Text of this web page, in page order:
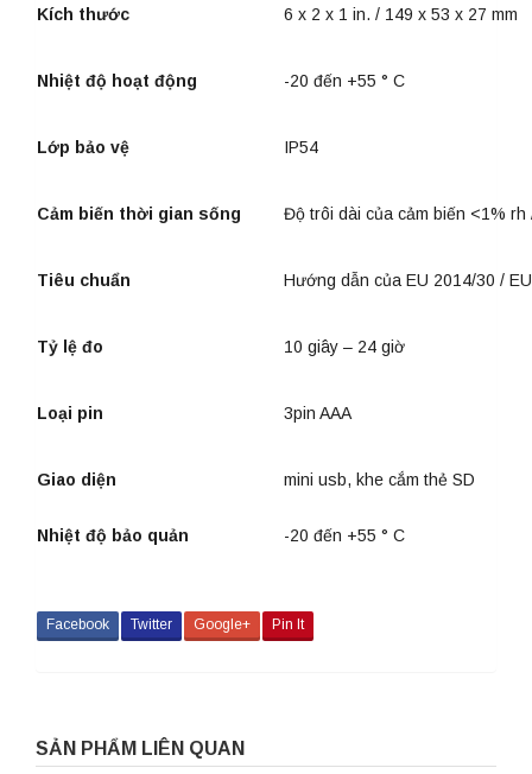
Kích thước 6 x 2 x 1 in. / 149 x 53 x 27 mm
Nhiệt độ hoạt động -20 đến +55 ° C
Lớp bảo vệ IP54
Cảm biến thời gian sống Độ trôi dài của cảm biến <1%
Tiêu chuẩn Hướng dẫn của EU 2014/30 /
Tỷ lệ đo 10 giây – 24 giờ
Loại pin 3pin AAA
Giao diện mini usb, khe cắm thẻ SD
Nhiệt độ bảo quản -20 đến +55 ° C
Facebook Twitter Google+ Pin It
SẢN PHẨM LIÊN QUAN